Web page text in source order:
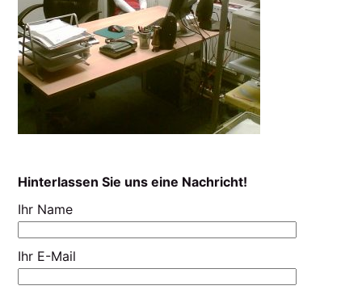
Hinterlassen Sie uns eine Nachricht!
Ihr Name
Ihr E-Mail